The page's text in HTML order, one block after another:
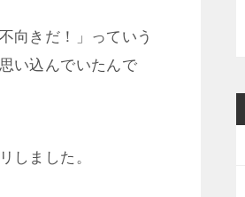
向きだ！」っていう
い込んでいたんで
しました。